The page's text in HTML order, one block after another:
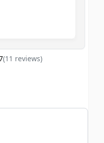
(11 reviews)